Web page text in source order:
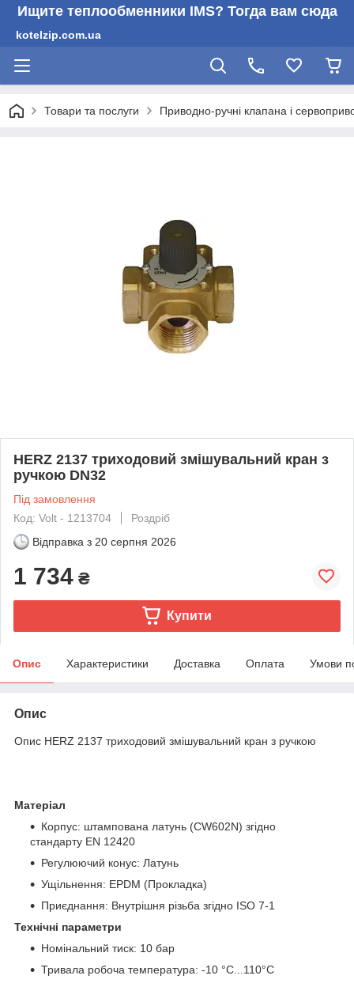
Ищите теплообменники IMS? Тогда вам сюда
kotelzip.com.ua
Товари та послуги Приводно-ручні клапана і
HERZ 2137 триходовий змішувальний кран з
ручкою DN32
Під замовлення
Код: Volt - 1213704
Роздріб
Відправка з 20 серпня 2026
1 734 ₴
Купити
Опис Характеристики Доставка Оплата Умови
Опис
Опис HERZ 2137 триходовий змішувальний кран з ручкою
Матеріал
Корпус: штампована латунь (CW602N) згідно
стандарту EN 12420
Регулюючий конус: Латунь
Ущільнення: EPDM (Прокладка)
Приєднання: Внутрішня різьба згідно ISO 7-1
Технічні параметри
Номінальний тиск: 10 бар
Тривала робоча температура: -10 °C...110°C